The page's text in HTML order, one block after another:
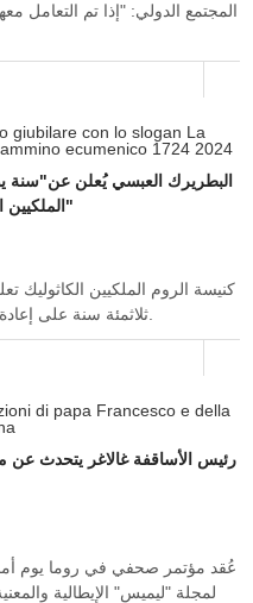
المجتمع الدولي: "إذا تم التعامل
البطريرك العبسي يُعلن عن"سنة
الملكيين الكاثوليك: مسيرة مسكونية ١٧٢٤-٢٠٢٤"
كنيسة الروم الملكيين
رئيس الأساقفة غالاغر يتحدث عن
عُقد مؤتمر صحفي في روما يوم
لمجلة "ليميس" الإيطالية